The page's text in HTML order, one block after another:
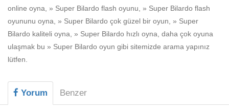
Spor
online oyna, » Super Bilardo flash oyunu, » Super Bilardo flash
oyununu oyna, » Super Bilardo çok güzel bir oyun, » Super
Bilardo kaliteli oyna, » Super Bilardo hızlı oyna, daha çok oyuna
ulaşmak bu » Super Bilardo oyun gibi sitemizde arama yapınız
lütfen.
Yorum Benzer